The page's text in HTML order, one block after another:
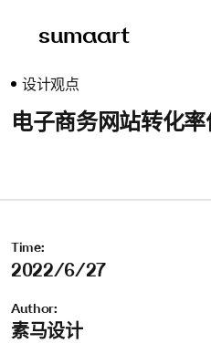
sumaart
设计观点
电子商务网站转化
Time:
2022/6/27
Author:
素马设计